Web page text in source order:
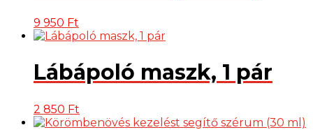
9 950 Ft
Lábápoló maszk, 1 pár
2 850 Ft